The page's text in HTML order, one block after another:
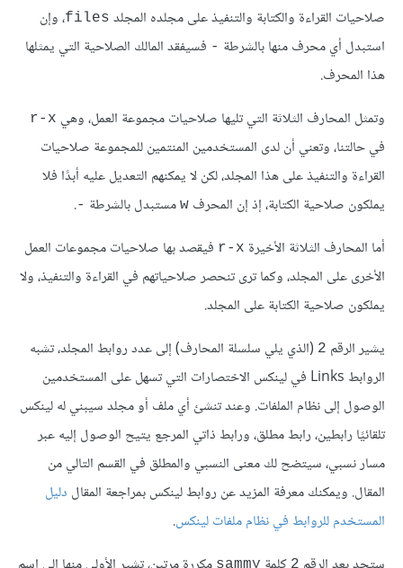
صلاحيات القراءة والكتابة والتنفيذ على مجلده المجلد files، وإن
استبدل أي محرف منها بالشرطة - فسيفقد المالك الصلاحية التي يمثلها
هذا المحرف.
وتمثل المحارف الثلاثة التي تليها صلاحيات مجموعة العمل، وهي r-x
في حالتنا، وتعني أن لدى المستخدمين المنتمين للمجموعة صلاحيات
القراءة والتنفيذ على هذا المجلد، لكن لا يمكنهم التعديل عليه أبدًا فلا
يملكون صلاحية الكتابة، إذ إن المحرف w مستبدل بالشرطة -
.
أما المحارف الثلاثة الأخيرة r-x فيقصد بها صلاحيات مجموعات العمل
الأخرى على المجلد، وكما ترى تنحصر صلاحياتهم في القراءة والتنفيذ، ولا
يملكون صلاحية الكتابة على المجلد.
يشير الرقم 2 (الذي يلي سلسلة المحارف) إلى عدد روابط المجلد، تشبه
الروابط Links في لينكس الاختصارات التي تسهل على المستخدمين
الوصول إلى نظام الملفات. وعند تنشئ أي ملف أو مجلد سيبني له لينكس
تلقائيًا رابطين، رابط مطلق، ورابط ذاتي المرجع يتيح الوصول إليه عبر
مسار نسبي، سيتضح لك معنى النسبي والمطلق في القسم التالي من
المقال. ويمكنك معرفة المزيد عن روابط لينكس بمراجعة المقال دليل
المستخدم للروابط في نظام ملفات لينكس.
2
sammy